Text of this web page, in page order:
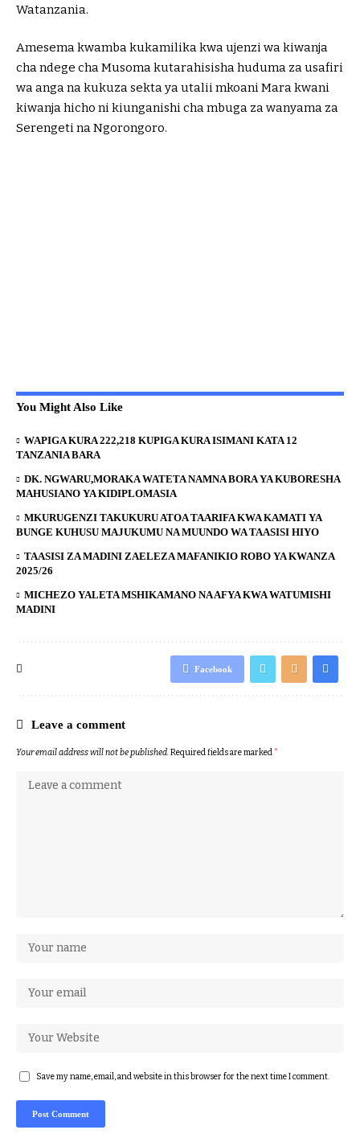
Watanzania.
Amesema kwamba kukamilika kwa ujenzi wa kiwanja
cha ndege cha Musoma kutarahisisha huduma za usafiri
wa anga na kukuza sekta ya utalii mkoani Mara kwani
kiwanja hicho ni kiunganishi cha mbuga za wanyama za
Serengeti na Ngorongoro.
You Might Also Like
WAPIGA KURA 222,218 KUPIGA KURA ISIMANI KATA 12
TANZANIA BARA
DK. NGWARU,MORAKA WATETA NAMNA BORA YA KUBORESHA
MAHUSIANO YA KIDIPLOMASIA
MKURUGENZI TAKUKURU ATOA TAARIFA KWA KAMATI YA
BUNGE KUHUSU MAJUKUMU NA MUUNDO WA TAASISI HIYO
TAASISI ZA MADINI ZAELEZA MAFANIKIO ROBO YA KWANZA
2025/26
MICHEZO YALETA MSHIKAMANO NA AFYA KWA WATUMISHI
MADINI
Facebook
Leave a comment
Your email address will not be published.Required fields are marked*
Save my name, email, and website in this browser for the next time I comment.